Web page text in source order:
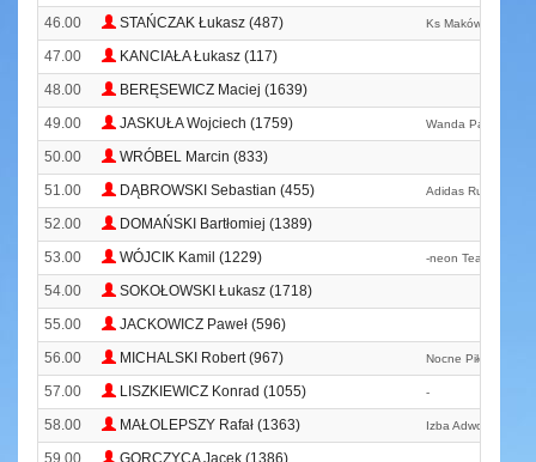
46.00 STAŃCZAK Łukasz (487) Ks Maków Biega
47.00
KANCIAŁA Łukasz (117)
48.00
BERĘSEWICZ Maciej (1639)
49.00
JASKUŁA Wojciech (1759) Wanda Panfil Team
50.00
WRÓBEL Marcin (833)
51.00
DĄBROWSKI Sebastian (455) Adidas Runners
52.00
DOMAŃSKI Bartłomiej (1389)
53.00
WÓJCIK Kamil (1229) -neon Team
54.00
SOKOŁOWSKI Łukasz (1718)
55.00
JACKOWICZ Paweł (596)
56.00
MICHALSKI Robert (967) Nocne Piłowanie
57.00 LISZKIEWICZ Konrad (1055) -
58.00 MAŁOLEPSZY Rafał (1363) Izba Adwokacka W